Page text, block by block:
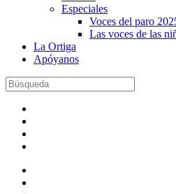
Especiales
Voces del paro
Las voces de las
La Ortiga
Apóyanos